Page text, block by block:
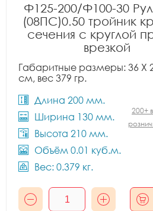
Ф125-200/Ф100-30
(08ПС)0.50 тройник
сечения с круглой
врезкой
Габаритные размеры: 36 X
см, вес 379 гр.
Длина 200 мм.
Ширина 130 мм.
Высота 210 мм.
Объём 0.01 куб.м.
Вес: 0.379 кг.
200+